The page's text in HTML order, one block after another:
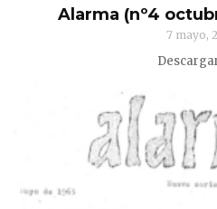
Alarma (nº4
7 mayo,